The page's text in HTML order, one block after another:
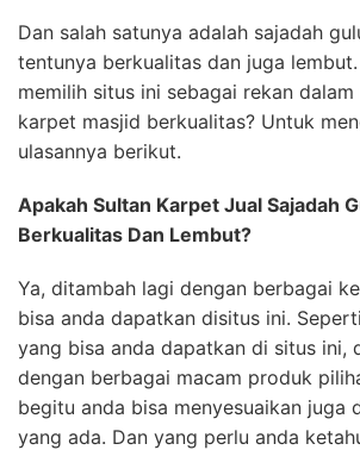
Dan salah satunya adalah sajadah
tentunya berkualitas dan juga
memilih situs ini sebagai rekan
karpet masjid berkualitas? Untuk
ulasannya berikut.
Apakah Sultan Karpet Jual Sajadah
Berkualitas Dan Lembut?
Ya, ditambah lagi dengan berbagai
bisa anda dapatkan disitus ini.
yang bisa anda dapatkan di situs ini,
dengan berbagai macam produk
begitu anda bisa menyesuaikan juga
yang ada. Dan yang perlu anda